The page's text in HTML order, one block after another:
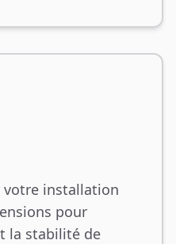
installation
pour
la stabilité de